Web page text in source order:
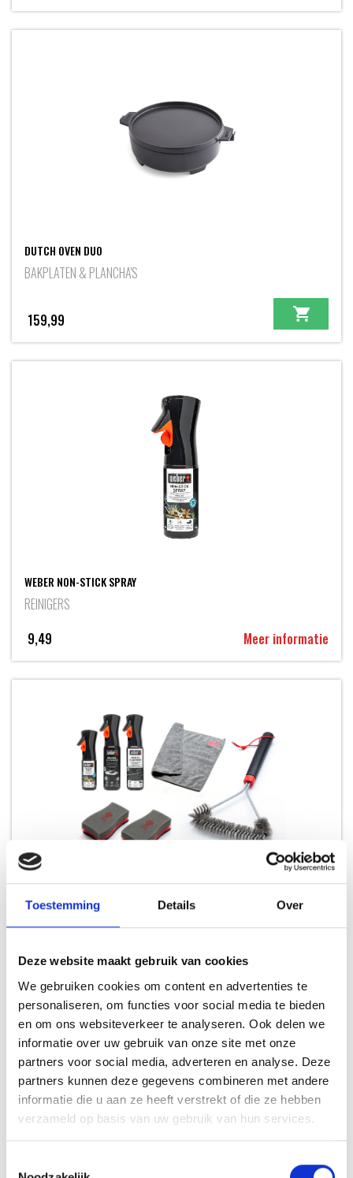
Toestemming Details Over
Deze website maakt gebruik van cookies
We gebruiken cookies om content en advertenties te
personaliseren, om functies voor social media te bieden
en om ons websiteverkeer te analyseren. Ook delen we
informatie over uw gebruik van onze site met onze
partners voor social media, adverteren en analyse. Deze
partners kunnen deze gegevens combineren met andere
informatie die u aan ze heeft verstrekt of die ze hebben
verzameld op basis van uw gebruik van hun services.
DUTCH OVEN DUO
BAKPLATEN & PLANCHA'S
159,99
WEBER NON-STICK SPRAY
REINIGERS
9,49
Meer informatie
WEBER REINIGINGSSET VOOR HOUTSKOOL & PELLET BARBECUES
REINIGINGSSETS
49,99
INSPIRATIE
RECEPTEN EN TIPS
VAN ONZE GRILL MASTERS